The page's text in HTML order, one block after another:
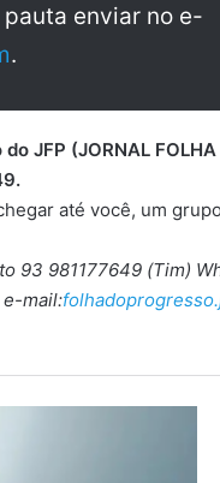
enviar no e-
.
JFP (JORNAL FOLHA
até você, um
93 981177649 (Tim)
e-mail: